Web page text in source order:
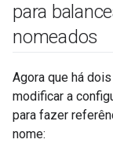
para
nomeados
Agora que há
modificar a
para fazer
nome: